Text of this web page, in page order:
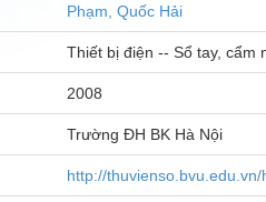
Phạm, Quốc Hải
Thiết bị điện -- Sổ tay, cẩm
2008
Trường ĐH BK Hà Nội
http://